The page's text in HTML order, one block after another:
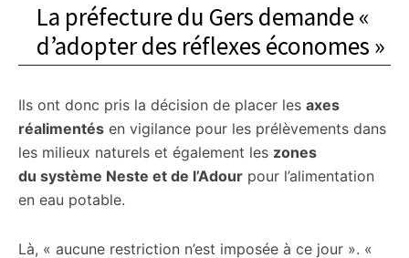
La préfecture du Gers demande «
d’adopter des réflexes économes »
Ils ont donc pris la décision de placer les axes
réalimentés en vigilance pour les prélèvements dans
les milieux naturels et également les zones
du système Neste et de l’Adour pour l’alimentation
en eau potable.
Là, « aucune restriction n’est imposée à ce jour ». «